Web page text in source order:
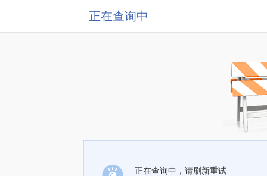
正在查询中
正在查询中，请刷新重试